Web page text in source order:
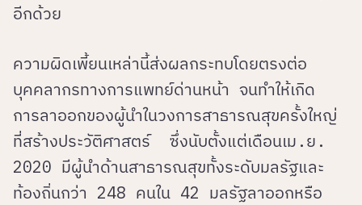
อีกด้วย
ความผิดเพี้ยนเหล่านี้ส่งผลกระทบโดยตรงต่อ
บุคคลากรทางการแพทย์ด่านหน้า จนทำให้เกิด
การลาออกของผู้นำในวงการสาธารณสุขครั้งใหญ่
ที่สร้างประวัติศาสตร์ ซึ่งนับตั้งแต่เดือนเม.ย.
2020 มีผู้นำด้านสาธารณสุขทั้งระดับมลรัฐและ
ท้องถิ่นกว่า 248 คนใน 42 มลรัฐลาออกหรือ